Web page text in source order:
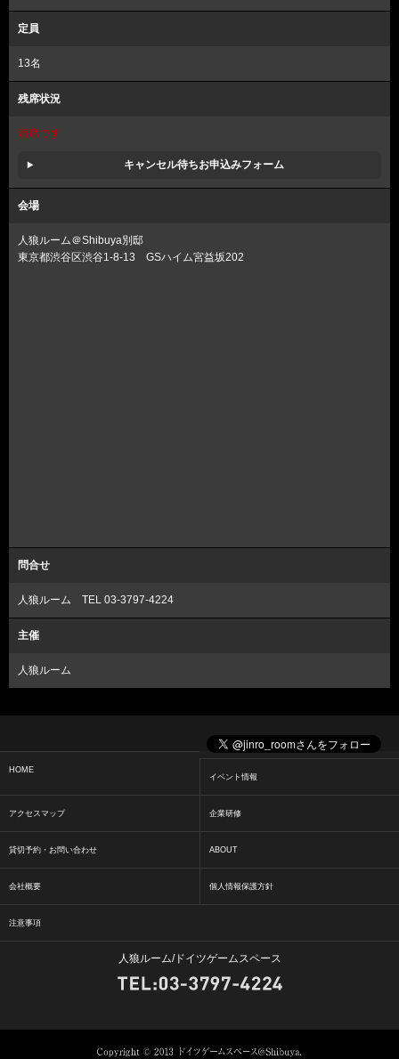
定員
13名
残席状況
満席です
キャンセル待ちお申込みフォーム
会場
人狼ルーム＠Shibuya別邸
東京都渋谷区渋谷1-8-13 GSハイム宮益坂202
問合せ
人狼ルーム TEL 03-3797-4224
主催
人狼ルーム
HOME
イベント情報
アクセスマップ 企業研修
貸切予約・お問い合わせ ABOUT
会社概要 個人情報保護方針
注意事項
人狼ルーム/ドイツゲームスペース